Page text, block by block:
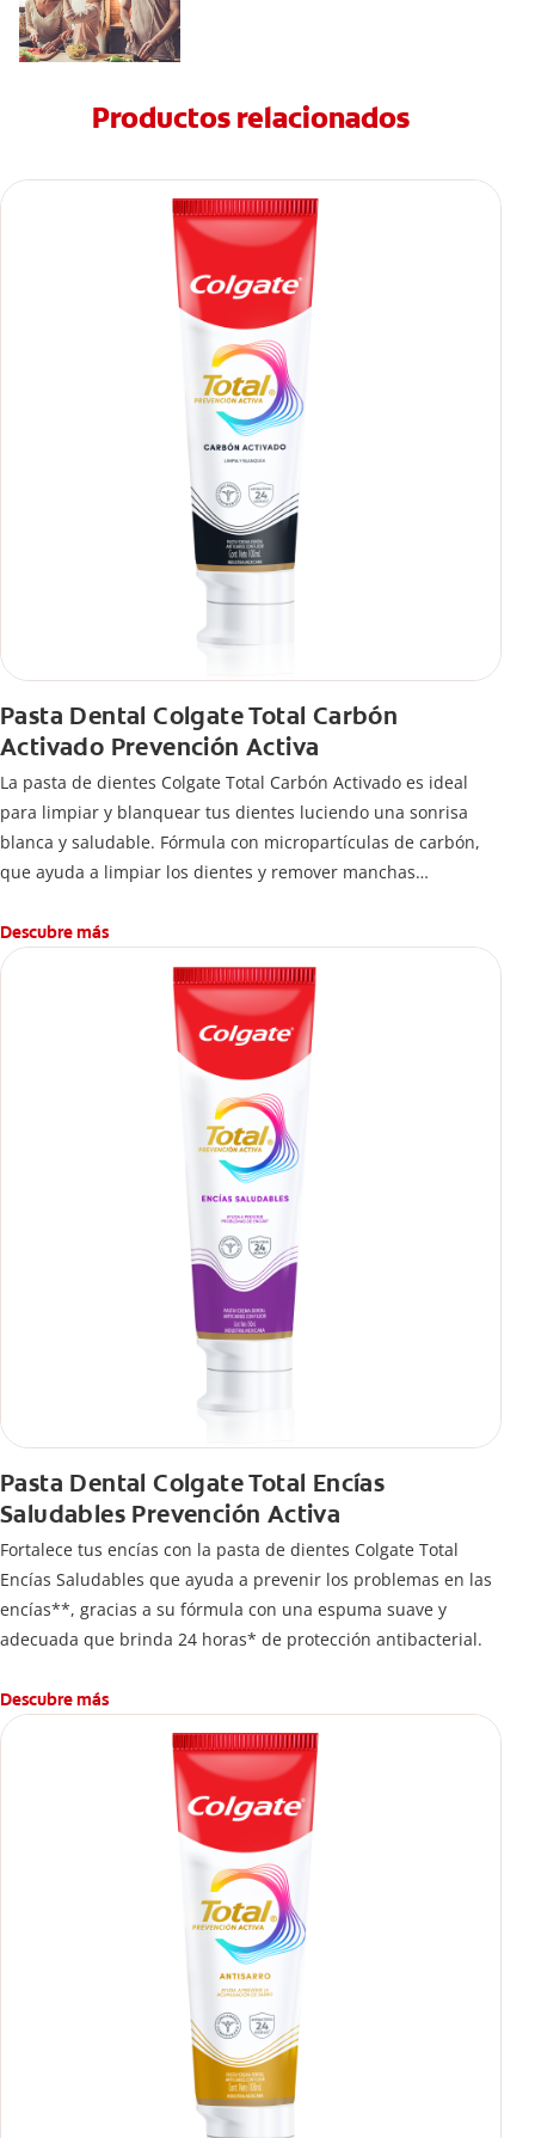
Productos relacionados
Pasta Dental Colgate Total Carbón
Activado Prevención Activa
La pasta de dientes Colgate Total Carbón Activado es ideal
para limpiar y blanquear tus dientes luciendo una sonrisa
blanca y saludable. Fórmula con micropartículas de carbón,
que ayuda a limpiar los dientes y remover manchas
¿Qué hace el carbón activado en una pasta dental y por qué
se usa para ayudar a remover manchas superficiales?
También encontrarás cómo incluirla en tu rutina, en casa o de
viaje, con tips de cepillado para una sonrisa sana.
Descubre más
Pasta Dental Colgate Total Encías
Saludables Prevención Activa
Fortalece tus encías con la pasta de dientes Colgate Total
Encías Saludables que ayuda a prevenir los problemas en las
encías**, gracias a su fórmula con una espuma suave y
adecuada que brinda 24 horas* de protección antibacterial.
Descubre más